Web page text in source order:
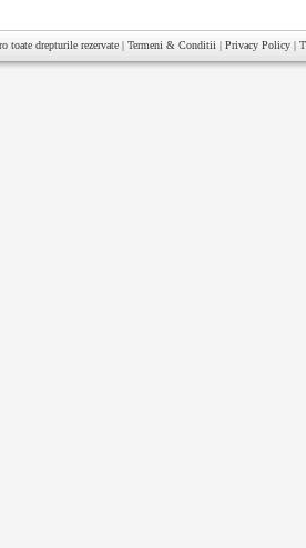
toate drepturile rezervate | Termeni & Conditii | Privacy Policy |